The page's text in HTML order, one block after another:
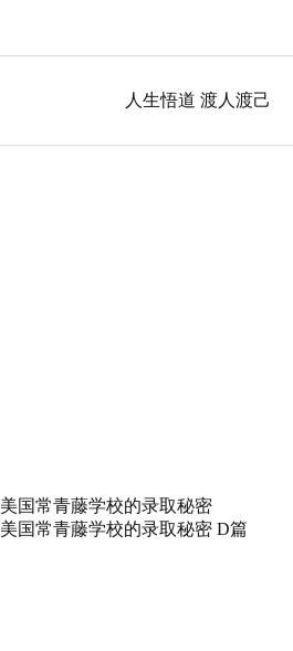
人生悟道 渡人渡己
美国常青藤学校的录取秘密
美国常青藤学校的录取秘密 D篇